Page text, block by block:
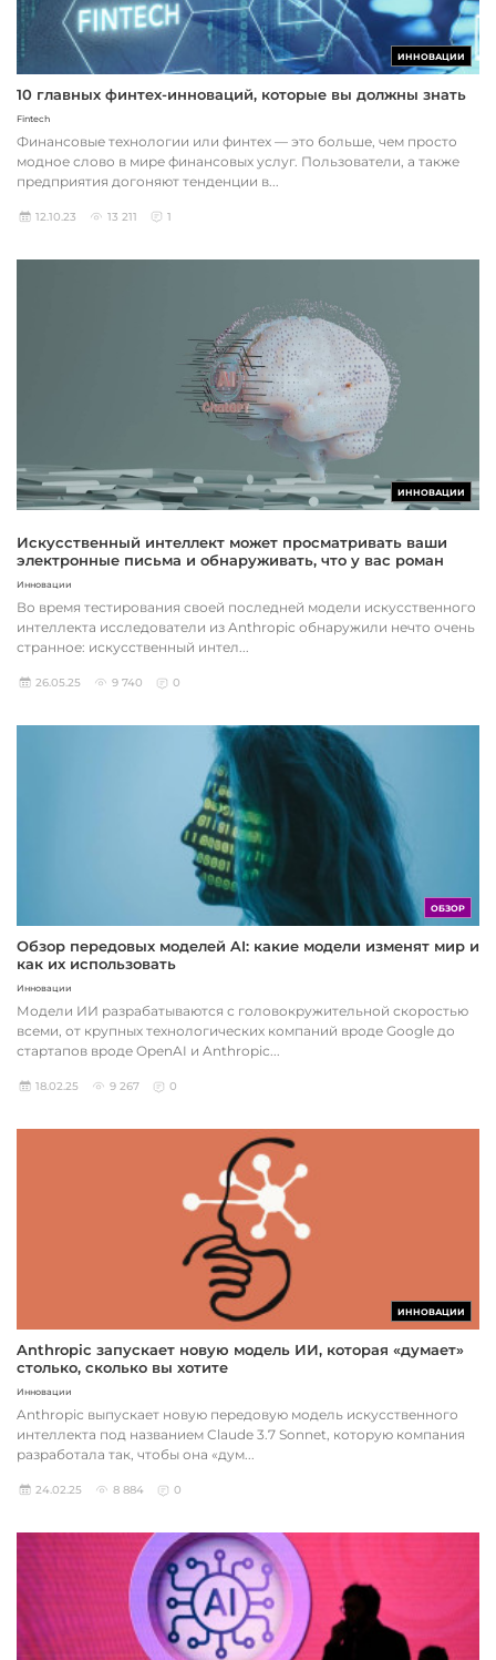
ИННОВАЦИИ
10 главных финтех-инноваций, которые вы должны знать
Fintech
Финансовые технологии или финтех — это больше, чем просто
модное слово в мире финансовых услуг. Пользователи, а также
предприятия догоняют тенденции в...
12.10.23 13 211 1
ИННОВАЦИИ
Искусственный интеллект может просматривать ваши
электронные письма и обнаруживать, что у вас роман
Инновации
Во время тестирования своей последней модели искусственного
интеллекта исследователи из Anthropic обнаружили нечто очень
странное: искусственный интел...
26.05.25 9 740 0
ОБЗОР
Обзор передовых моделей AI: какие модели изменят мир и
как их использовать
Инновации
Модели ИИ разрабатываются с головокружительной скоростью
всеми, от крупных технологических компаний вроде Google до
стартапов вроде OpenAI и Anthropic...
18.02.25 9 267 0
ИННОВАЦИИ
Anthropic запускает новую модель ИИ, которая «думает»
столько, сколько вы хотите
Инновации
Anthropic выпускает новую передовую модель искусственного
интеллекта под названием Claude 3.7 Sonnet, которую компания
разработала так, чтобы она «дум...
24.02.25 8 884 0